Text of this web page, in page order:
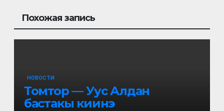
Похожая запись
НОВОСТИ
Томтор — Уус Алдан
бастакы киинэ